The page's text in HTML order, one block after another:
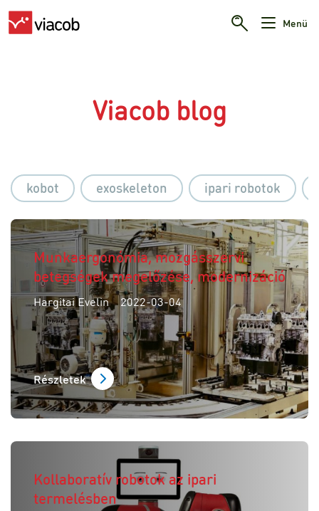
Menü
Viacob blog
kobot exoskeleton ipari robotok
Munkaergonómia, mozgásszervi
betegségek megelőzése, modernizáció
Hargitai Evelin 2022-03-04
Részletek
Kollaboratív robotok az ipari
termelésben